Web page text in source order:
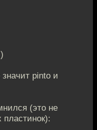
значит pinto и
(это не
пластинок):